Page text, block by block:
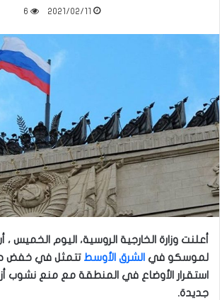
2021/02/11
6
أعلنت وزارة الخارجية الروسية، اليوم الخميس ،
لموسكو في الشرق الأوسط تتمثل في خفض
استقرار الأوضاع في المنطقة مع منع نشوب
جديدة.